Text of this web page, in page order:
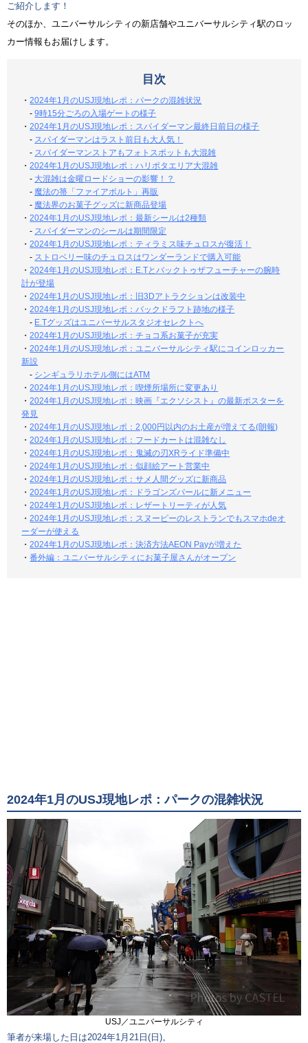
ご紹介します！
そのほか、ユニバーサルシティの新店舗やユニバーサルシティ駅のロッ
カー情報もお届けします。
目次
・2024年1月のUSJ現地レポ：パークの混雑状況
-9時15分ごろの入場ゲートの様子
・2024年1月のUSJ現地レポ：スパイダーマン最終日前日の様子
- スパイダーマンはラスト前日も大人気！
- スパイダーマンストアもフォトスポットも大混雑
・2024年1月のUSJ現地レポ：ハリポタエリア大混雑
- 大混雑は金曜ロードショーの影響！？
- 魔法の箒「ファイアボルト」再販
- 魔法界のお菓子グッズに新商品登場
・2024年1月のUSJ現地レポ：最新シールは2種類
- スパイダーマンのシールは期間限定
・2024年1月のUSJ現地レポ：ティラミス味チュロスが復活！
- ストロベリー味のチュロスはワンダーランドで購入可能
・2024年1月のUSJ現地レポ：E.Tとバックトゥザフューチャーの腕時
計が登場
・2024年1月のUSJ現地レポ：旧3Dアトラクションは改装中
・2024年1月のUSJ現地レポ：バックドラフト跡地の様子
- E.Tグッズはユニバーサルスタジオセレクトへ
・2024年1月のUSJ現地レポ：チョコ系お菓子が充実
・2024年1月のUSJ現地レポ：ユニバーサルシティ駅にコインロッカー
新設
- シンギュラリホテル側にはATM
・2024年1月のUSJ現地レポ：喫煙所場所に変更あり
・2024年1月のUSJ現地レポ：映画『エクソシスト』の最新ポスターを
発見
・2024年1月のUSJ現地レポ：2,000円以内のお土産が増えてる(朗報)
・2024年1月のUSJ現地レポ：フードカートは混雑なし
・2024年1月のUSJ現地レポ：鬼滅の刃XRライド準備中
・2024年1月のUSJ現地レポ：似顔絵アート営業中
・2024年1月のUSJ現地レポ：サメ人間グッズに新商品
・2024年1月のUSJ現地レポ：ドラゴンズパールに新メニュー
・2024年1月のUSJ現地レポ：レザートリーティが人気
・2024年1月のUSJ現地レポ：スヌーピーのレストランでもスマホdeオ
ーダーが使える
・2024年1月のUSJ現地レポ：決済方法AEON Payが増えた
・番外編：ユニバーサルシティにお菓子屋さんがオープン
2024年1月のUSJ現地レポ：パークの混雑状況
USJ／ユニバーサルシティ
筆者が来場した日は2024年1月21日(日)。